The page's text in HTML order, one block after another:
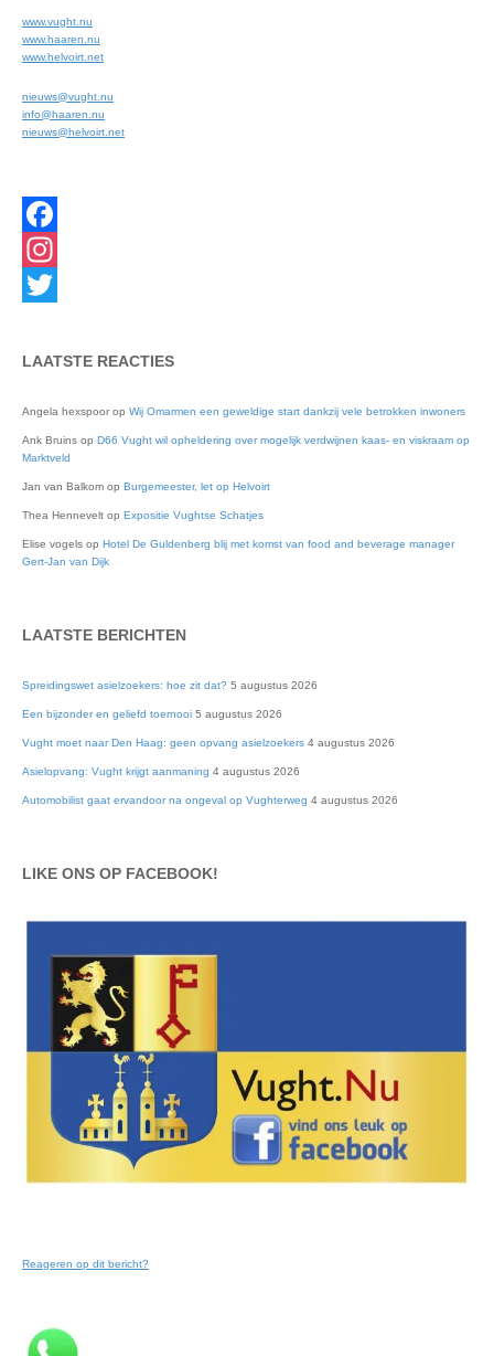
www.vught.nu
www.haaren.nu
www.helvoirt.net
nieuws@vught.nu
info@haaren.nu
nieuws@helvoirt.net
Facebook
Instagram
LAATSTE REACTIES
Angela hexspoor op Wij Omarmen een geweldige start dankzij vele betrokken inwoners
Ank Bruins op D66 Vught wil opheldering over mogelijk verdwijnen kaas- en viskraam op
Marktveld
Jan van Balkom op Burgemeester, let op Helvoirt
Thea Hennevelt op Expositie Vughtse Schatjes
Elise vogels op Hotel De Guldenberg blij met komst van food and beverage manager
Gert-Jan van Dijk
LAATSTE BERICHTEN
Spreidingswet asielzoekers: hoe zit dat? 5 augustus 2026
Een bijzonder en geliefd toernooi 5 augustus 2026
Vught moet naar Den Haag: geen opvang asielzoekers 4 augustus 2026
Asielopvang: Vught krijgt aanmaning 4 augustus 2026
Automobilist gaat ervandoor na ongeval op Vughterweg 4 augustus 2026
LIKE ONS OP FACEBOOK!
Reageren op dit bericht?